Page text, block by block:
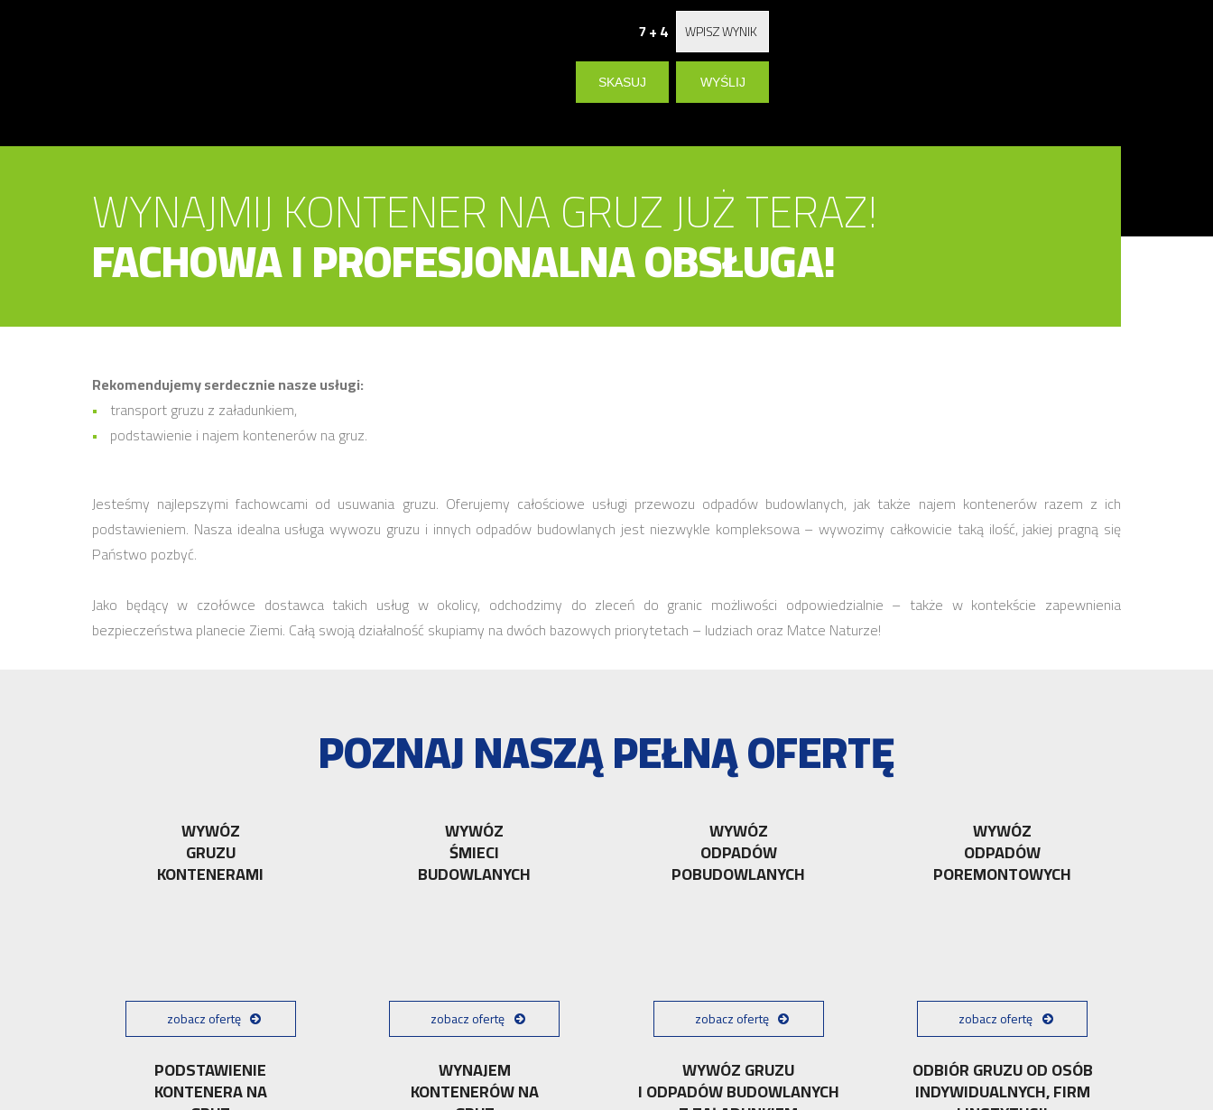
7 + 4
WYNAJMIJ KONTENER NA GRUZ JUŻ TERAZ!
FACHOWA I PROFESJONALNA OBSŁUGA!
Rekomendujemy serdecznie nasze usługi:
transport gruzu z załadunkiem,
podstawienie i najem kontenerów na gruz.
Jesteśmy najlepszymi fachowcami od usuwania gruzu. Oferujemy całościowe usługi przewozu odpadów budowlanych, jak także najem kontenerów razem z ich
podstawieniem. Nasza idealna usługa wywozu gruzu i innych odpadów budowlanych jest niezwykle kompleksowa – wywozimy całkowicie taką ilość, jakiej pragną się
Państwo pozbyć.
Jako będący w czołówce dostawca takich usług w okolicy, odchodzimy do zleceń do granic możliwości odpowiedzialnie – także w kontekście zapewnienia
bezpieczeństwa planecie Ziemi. Całą swoją działalność skupiamy na dwóch bazowych priorytetach – ludziach oraz Matce Naturze!
POZNAJ NASZĄ PEŁNĄ OFERTĘ
WYWÓZ
GRUZU
KONTENERAMI
zobacz ofertę
WYWÓZ
ŚMIECI
BUDOWLANYCH
zobacz ofertę
WYWÓZ
ODPADÓW
POBUDOWLANYCH
zobacz ofertę
WYWÓZ
ODPADÓW
POREMONTOWYCH
zobacz ofertę
PODSTAWIENIE
KONTENERA NA
WYNAJEM
KONTENERÓW NA
WYWÓZ GRUZU
I ODPADÓW BUDOWLANYCH
ODBIÓR GRUZU OD OSÓB
INDYWIDUALNYCH, FIRM